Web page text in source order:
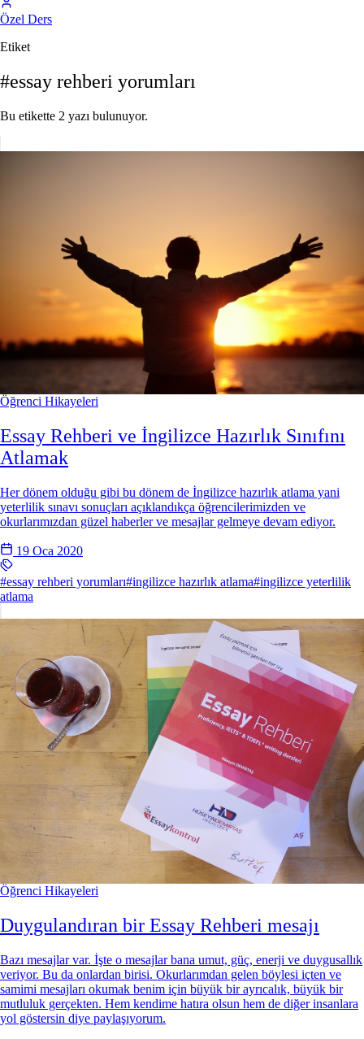
Özel Ders
Etiket
#essay rehberi yorumları
Bu etikette 2 yazı bulunuyor.
Öğrenci Hikayeleri
Essay Rehberi ve İngilizce Hazırlık Sınıfını
Atlamak
Her dönem olduğu gibi bu dönem de İngilizce hazırlık atlama yani
yeterlilik sınavı sonuçları açıklandıkça öğrencilerimizden ve
okurlarımızdan güzel haberler ve mesajlar gelmeye devam ediyor.
19 Oca 2020
#essay rehberi yorumları#ingilizce hazırlık atlama#ingilizce yeterlilik
atlama
Öğrenci Hikayeleri
Duygulandıran bir Essay Rehberi mesajı
Bazı mesajlar var. İşte o mesajlar bana umut, güç, enerji ve duygusallık
veriyor. Bu da onlardan birisi. Okurlarımdan gelen böylesi içten ve
samimi mesajları okumak benim için büyük bir ayrıcalık, büyük bir
mutluluk gerçekten. Hem kendime hatıra olsun hem de diğer insanlara
yol göstersin diye paylaşıyorum.